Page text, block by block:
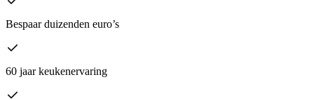
Bespaar duizenden euro’s
60 jaar keukenervaring